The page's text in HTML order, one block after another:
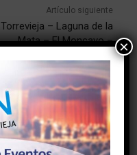
Artículo siguiente
Torrevieja – Laguna de la
Mata – El Moncayo –
Recorral – Torrevieja ×